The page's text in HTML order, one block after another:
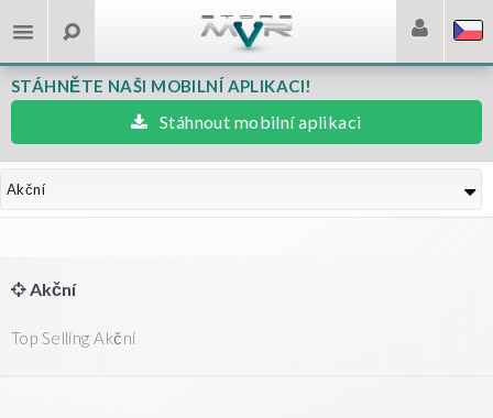
STÁHNĚTE NAŠI MOBILNÍ APLIKACI!
Stáhnout mobilní aplikaci
Akční
Akční
Top Selling Akční